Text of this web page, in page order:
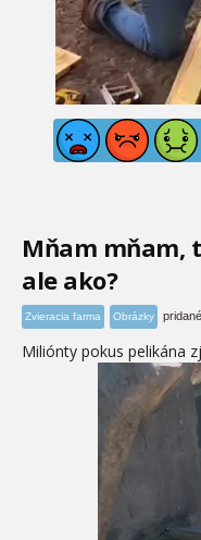
Mňam mňam,
ale ako?
Zvieracia farma Obrázky
Miliónty pokus pelikána